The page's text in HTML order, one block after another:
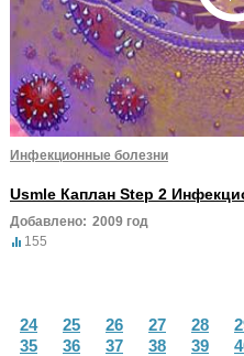
Инфекционные болезни
Usmle Каплан Step 2
Добавлено: 2009 год
155
24 25 26 27 28
35
36 37 38 39